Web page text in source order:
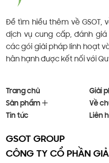
Để tìm hiểu thêm về GSOT,
dịch vụ cung cấp, đánh
các gói giải pháp linh hoạt
hân hạnh được kết nối với
Trang chủ
Giải
Sản phẩm
Về
Tin tức
Liên
GSOT GROUP
CÔNG TY CỔ PHẦN